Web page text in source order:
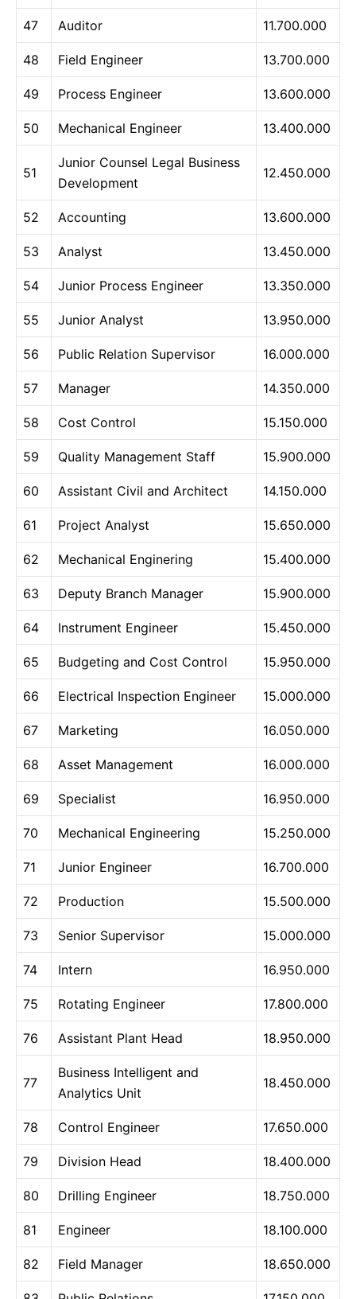
47 Auditor 11.700.000
48 Field Engineer 13.700.000
49 Process Engineer 13.600.000
50 Mechanical Engineer 13.400.000
51
Junior Counsel Legal Business
Development
12.450.000
52 Accounting 13.600.000
53 Analyst 13.450.000
54 Junior Process Engineer 13.350.000
55 Junior Analyst 13.950.000
56 Public Relation Supervisor 16.000.000
57 Manager 14.350.000
58 Cost Control 15.150.000
59 Quality Management Staff 15.900.000
60 Assistant Civil and Architect 14.150.000
61 Project Analyst 15.650.000
62 Mechanical Enginering 15.400.000
63 Deputy Branch Manager 15.900.000
64 Instrument Engineer 15.450.000
65 Budgeting and Cost Control 15.950.000
66 Electrical Inspection Engineer 15.000.000
67 Marketing 16.050.000
68 Asset Management 16.000.000
69 Specialist 16.950.000
70 Mechanical Engineering 15.250.000
71 Junior Engineer 16.700.000
72 Production 15.500.000
73 Senior Supervisor 15.000.000
74 Intern 16.950.000
75 Rotating Engineer 17.800.000
76 Assistant Plant Head 18.950.000
77
Business Intelligent and
Analytics Unit
18.450.000
78 Control Engineer 17.650.000
79 Division Head 18.400.000
80 Drilling Engineer 18.750.000
81 Engineer 18.100.000
82 Field Manager 18.650.000